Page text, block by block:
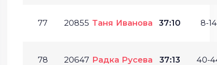
77 20855 Таня Иванова 37:10 8-
78 20647 Радка Русева 37:13 40-